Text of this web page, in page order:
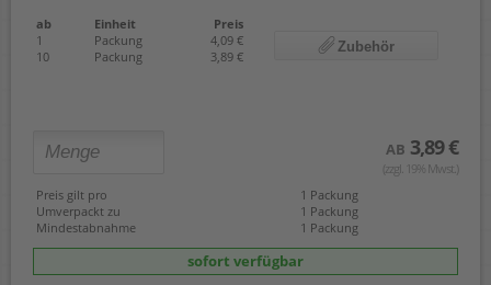
ab Einheit
Preis
1
Packung
4,09 €
10
Packung 3,89 €
Zubehör
AB 3,89 €
(zzgl. 19% Mwst.)
Preis gilt pro
1 Packung
Umverpackt zu
1 Packung
Mindestabnahme
1 Packung
sofort verfügbar